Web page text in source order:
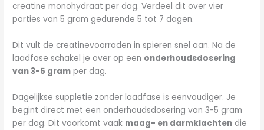
creatine monohydraat per dag. Verdeel dit over vier
porties van 5 gram gedurende 5 tot 7 dagen.
Dit vult de creatinevoorraden in spieren snel aan. Na de
laadfase schakel je over op een onderhoudsdosering
van 3-5 gram per dag.
Dagelijkse suppletie zonder laadfase is eenvoudiger. Je
begint direct met een onderhoudsdosering van 3-5 gram
per dag. Dit voorkomt vaak maag- en darmklachten die